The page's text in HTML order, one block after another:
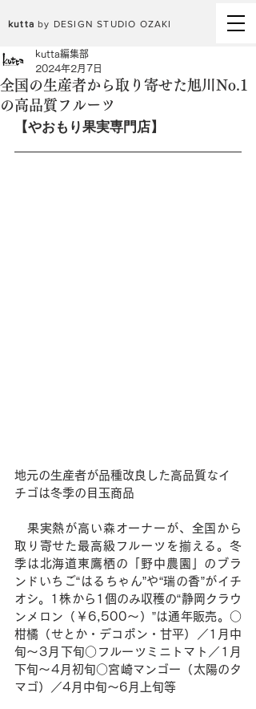
kutta by DESIGN STUDIO OZAKI
全国の生産者から取り寄せた旭川No.1
の高品質フルーツ
kutta編集部
2024年2月7日
【やおもり果実専門店】
地元の生産者が品種改良した高品質なイ
チゴは冬季の目玉商品
果実熱が高い森オーナーが、全国から
取り寄せた最高級フルーツを揃える。冬
季は北海道東鷹栖の「野中農園」のブラ
ンドいちご“はるちゃん”や“瑞の香”がイチ
オシ。1株から1個のみ収穫の“静岡クラウ
ンメロン（￥6,500〜）”は通年販売。○
柑橘（せとか・デコポン・甘平）／1月中
旬〜3月下旬○フルーツミニトマト／1月
下旬〜4月初旬○宮崎マンゴー（太陽のタ
マゴ）／4月中旬〜6月上旬等